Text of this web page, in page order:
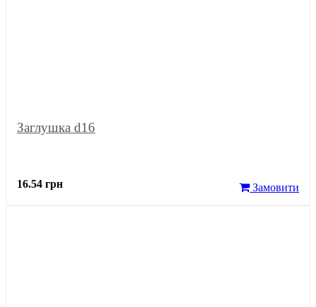
Заглушка d16
16.54 грн Замовити